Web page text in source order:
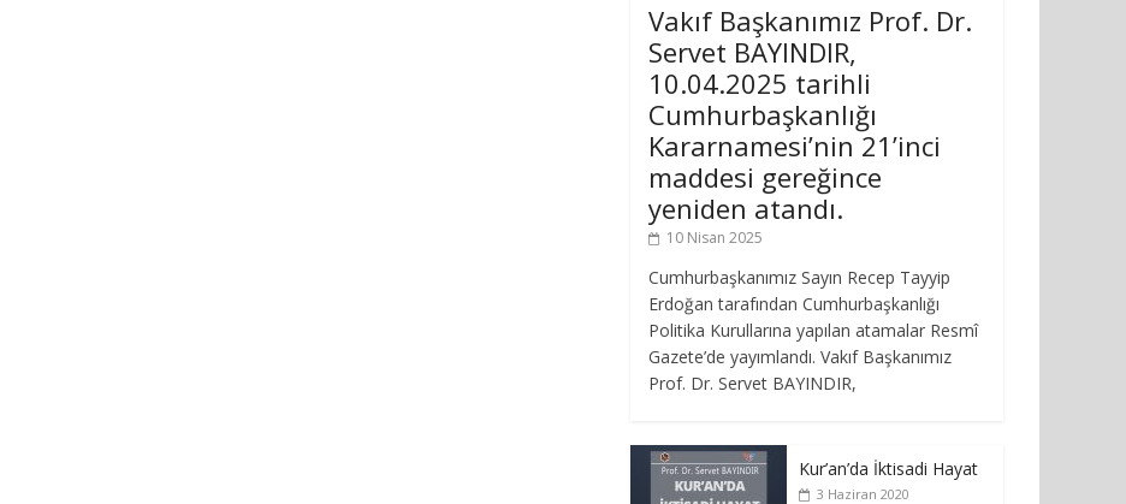
Vakıf Başkanımız Prof. Dr.
Servet BAYINDIR,
10.04.2025 tarihli
Cumhurbaşkanlığı
Kararnamesi’nin 21’inci
maddesi gereğince
yeniden atandı.
10 Nisan 2025
Cumhurbaşkanımız Sayın Recep Tayyip
Erdoğan tarafından Cumhurbaşkanlığı
Politika Kurullarına yapılan atamalar Resmî
Gazete’de yayımlandı. Vakıf Başkanımız
Prof. Dr. Servet BAYINDIR,
Kur’an’da İktisadi Hayat
3 Haziran 2020